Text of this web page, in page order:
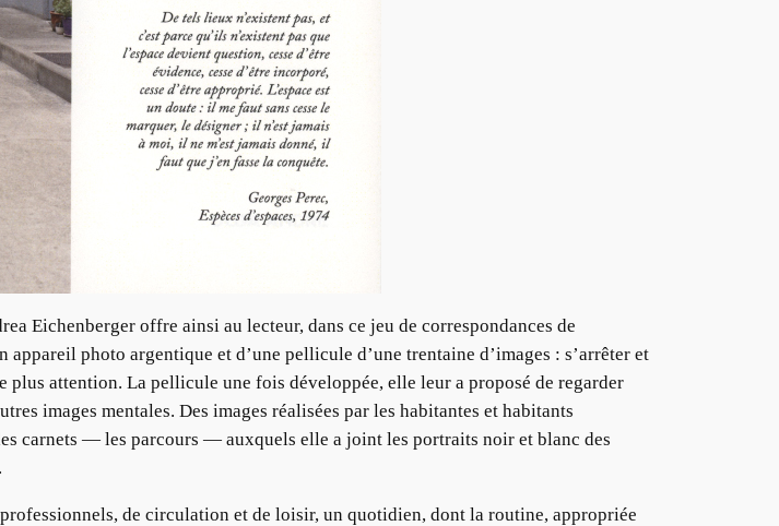
Eichenberger offre ainsi au lecteur, dans ce jeu de correspondances de
photo argentique et d’une pellicule d’une trentaine d’images : s’arrêter et
plus attention. La pellicule une fois développée, elle leur a proposé de regarder
images mentales. Des images réalisées par les habitantes et habitants
carnets — les parcours — auxquels elle a joint les portraits noir et blanc des
de circulation et de loisir, un quotidien, dont la routine, appropriée